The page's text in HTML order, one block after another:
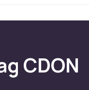
CDON